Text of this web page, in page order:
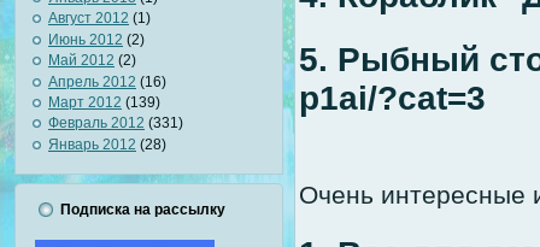
Август 2012 (1)
Июнь 2012 (2)
Май 2012 (2)
Апрель 2012 (16)
Март 2012 (139)
Февраль 2012 (331)
Январь 2012 (28)
Подписка на рассылку
5. Рыбный
p1ai/?cat=3
Очень интересные